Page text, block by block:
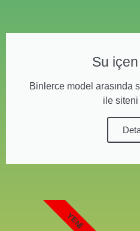
Su içen
Binlerce model arasında
ile siteni
YENI